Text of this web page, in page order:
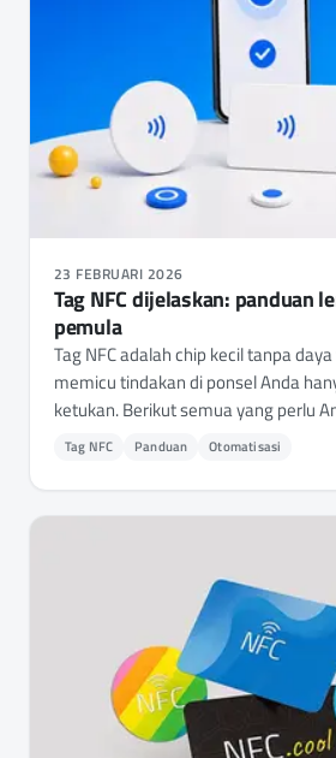
23 FEBRUARI 2026
Tag NFC dijelaskan: panduan
pemula
Tag NFC adalah chip kecil tanpa
memicu tindakan di ponsel Anda
ketukan. Berikut semua yang perlu
itu, cara kerjanya, jenis mana yang
Tag NFC Panduan Otomatisasi